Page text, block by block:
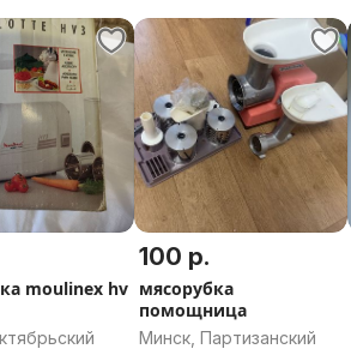
moulinex hv
100 р.
мясорубка
помощница
Минск, Партизанский